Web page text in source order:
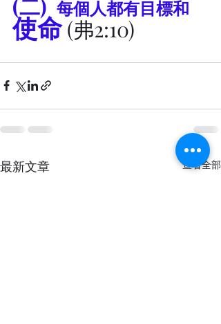
(二) 每個人都有目標和
使命 (弗2:10)
最新文章 查看全部